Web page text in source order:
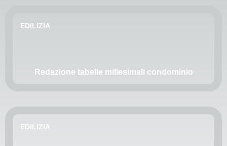
EDILIZIA
Redazione tabelle millesimali condominio
EDILIZIA